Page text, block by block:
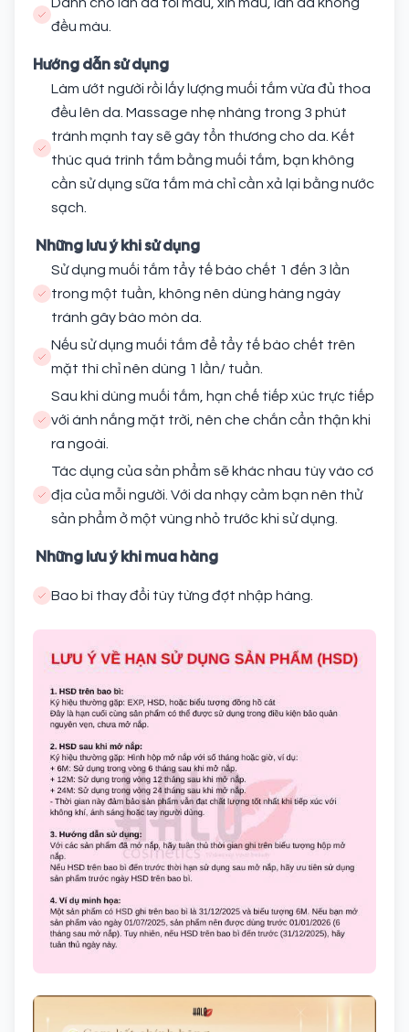
đều màu.
Hướng dẫn sử dụng
Làm ướt người rồi lấy lượng muối tắm vừa đủ thoa
đều lên da. Massage nhẹ nhàng trong 3 phút
tránh mạnh tay sẽ gây tổn thương cho da. Kết
thúc quá trình tắm bằng muối tắm, bạn không
cần sử dụng sữa tắm mà chỉ cần xả lại bằng nước
sạch.
Những lưu ý khi sử dụng
Sử dụng muối tắm tẩy tế bào chết 1 đến 3 lần
trong một tuần, không nên dùng hàng ngày
tránh gây bào mòn da.
Nếu sử dụng muối tắm để tẩy tế bào chết trên
mặt thì chỉ nên dùng 1 lần/ tuần.
Sau khi dùng muối tắm, hạn chế tiếp xúc trực tiếp
với ánh nắng mặt trời, nên che chắn cẩn thận khi
ra ngoài.
Tác dụng của sản phẩm sẽ khác nhau tùy vào cơ
địa của mỗi người. Với da nhạy cảm bạn nên thử
sản phẩm ở một vùng nhỏ trước khi sử dụng.
Những lưu ý khi mua hàng
Bao bì thay đổi tùy từng đợt nhập hàng.